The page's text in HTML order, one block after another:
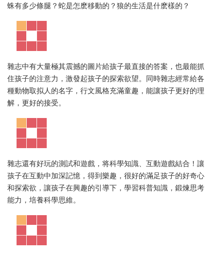
蛛有多少條腿？蛇是怎麽移動的？狼的生活是什麽樣的？
雜志中有大量極其震撼的圖片給孩子最直接的答案，也最能抓
住孩子的注意力，激發起孩子的探索欲望。同時雜志經常給各
種動物取拟人的名字，行文風格充滿童趣，能讓孩子更好的理
解，更好的接受。
雜志還有好玩的測試和遊戲，将科學知識、互動遊戲結合！讓
孩子在互動中加深記憶，得到樂趣，很好的滿足孩子的好奇心
和探索欲，讓孩子在興趣的引導下，學習科普知識，鍛煉思考
能力，培養科學思維。